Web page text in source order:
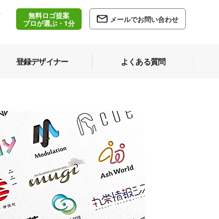
無料ロゴ提案
プロが選ぶ・1分
メールでお問い合わせ
登録デザイナー よくある質問